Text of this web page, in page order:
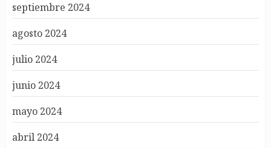
septiembre 2024
agosto 2024
julio 2024
junio 2024
mayo 2024
abril 2024